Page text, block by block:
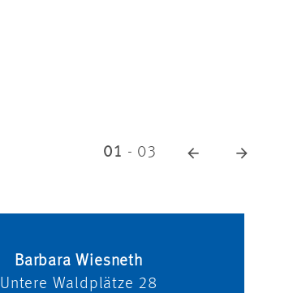
01 - 03
Barbara Wiesneth
Untere Waldplätze 28